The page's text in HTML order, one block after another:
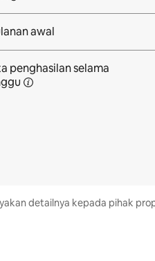
awal
penghasilan selama
detailnya kepada pihak